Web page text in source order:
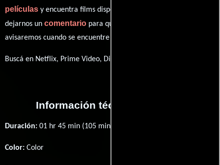
películas y encuentra films disponibles. También puedes
dejarnos un comentario para que le demos prioridad y te
avisaremos cuando se encuentre disponible
Buscá en Netflix, Prime Video, Disney+
Información técnica y general
Duración: 01 hr 45 min (105 minutos) .
Color: Color